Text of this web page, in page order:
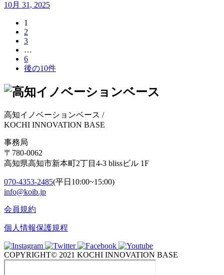
10月 31, 2025
ー
送
り
1
2
3
…
6
後の10件
高知イノベーションベース /
KOCHI INNOVATION BASE
事務局
〒780-0062
高知県高知市新本町2丁目4-3 blissビル 1F
070-4353-2485(平日10:00~15:00)
info@koib.jp
会員規約
個人情報保護規程
COPYRIGHT© 2021 KOCHI INNOVATION BASE